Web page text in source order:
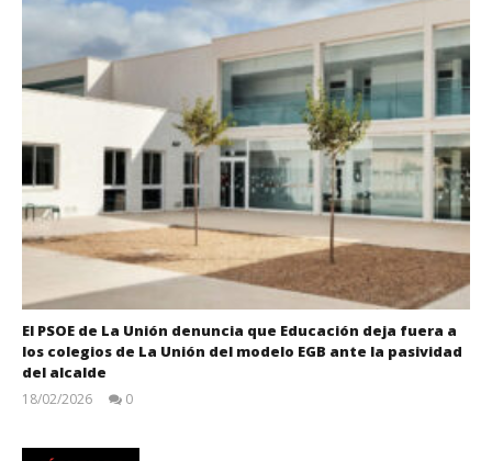
El PSOE de La Unión denuncia que Educación deja fuera a
los colegios de La Unión del modelo EGB ante la pasividad
del alcalde
18/02/2026
0